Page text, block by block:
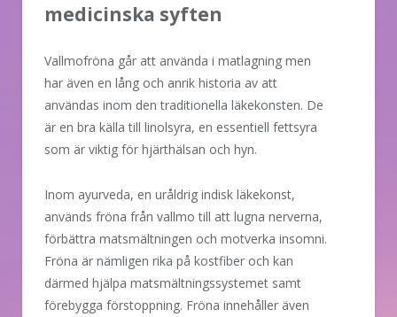
medicinska syften
Vallmofröna går att använda i matlagning men
har även en lång och anrik historia av att
användas inom den traditionella läkekonsten. De
är en bra källa till linolsyra, en essentiell fettsyra
som är viktig för hjärthälsan och hyn.
Inom ayurveda, en uråldrig indisk läkekonst,
används fröna från vallmo till att lugna nerverna,
förbättra matsmältningen och motverka insomni.
Fröna är nämligen rika på kostfiber och kan
därmed hjälpa matsmältningssystemet samt
förebygga förstoppning. Fröna innehåller även